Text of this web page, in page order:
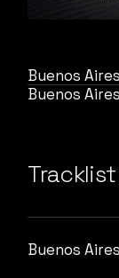
Buenos Aires
Buenos Aires
Tracklist
Buenos Aires